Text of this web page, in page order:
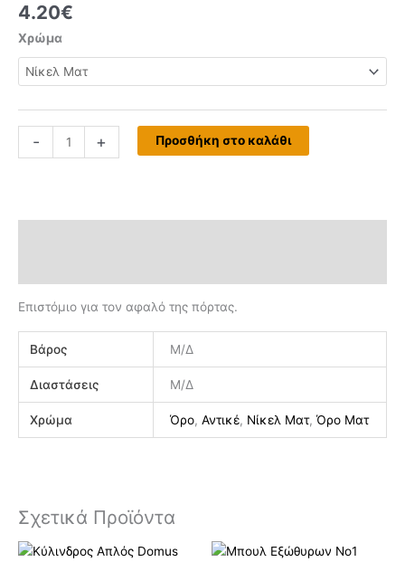
4.20€
Χρώμα
- + Προσθήκη στο καλάθι
Επιστόμιο για τον αφαλό της πόρτας.
Βάρος Μ/Δ
Διαστάσεις Μ/Δ
Χρώμα Όρο,Αντικέ, Νίκελ Ματ,Όρο Ματ
Σχετικά Προϊόντα